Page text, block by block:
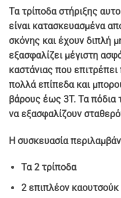
Τα τρίποδα στήριξης
είναι κατασκευασμένα
σκόνης και έχουν διπλή
εξασφαλίζει μέγιστη
καστάνιας που
πολλά επίπεδακαι
βάρους έως 3T. Τα πόδια
να εξασφαλίζουν
Η συσκευασία
Τα 2 τρίποδα
2 επιπλέον καουτσούκ